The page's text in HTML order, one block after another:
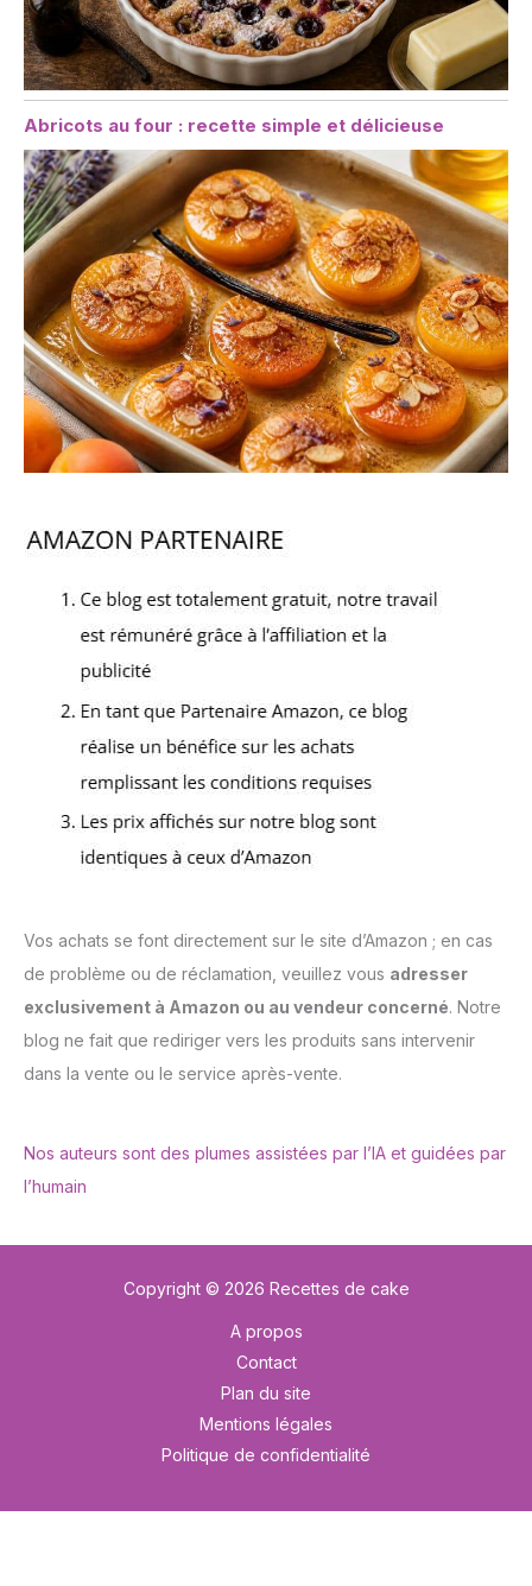
Abricots au four : recette simple et délicieuse
Vos achats se font directement sur le site d’Amazon ; en cas
de problème ou de réclamation, veuillez vous adresser
exclusivement à Amazon ou au vendeur concerné. Notre
blog ne fait que rediriger vers les produits sans intervenir
dans la vente ou le service après-vente.
Nos auteurs sont des plumes assistées par l’IA et guidées par
l’humain
Copyright © 2026 Recettes de cake
A propos
Contact
Plan du site
Mentions légales
Politique de confidentialité